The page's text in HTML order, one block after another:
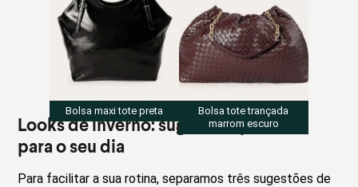
Bolsa maxi tote preta
Bolsa tote trançada
marrom escuro
Looks de inverno: sugestões práticas
para o seu dia
Para facilitar a sua rotina, separamos três sugestões de